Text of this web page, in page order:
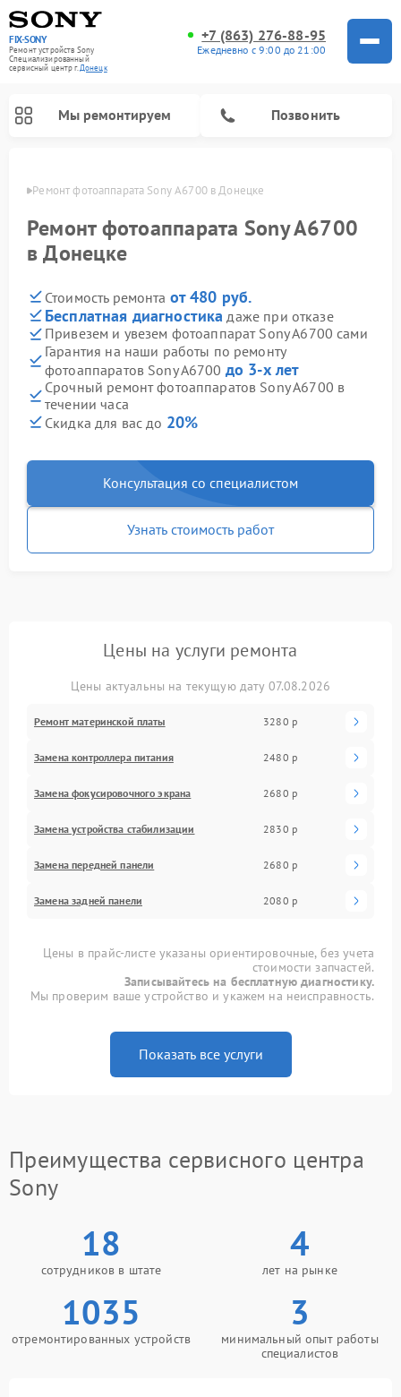
FIX-SONY
Ремонт устройств Sony
Специализированный
cервисный центр г. Донецк
+7 (863) 276-88-95
Ежедневно с 9:00 до 21:00
Мы ремонтируем Позвонить
Ремонт фотоаппарата Sony A6700 в Донецке
Ремонт фотоаппарата Sony A6700
в Донецке
Стоимость ремонта от 480 руб.
Бесплатная диагностика даже при отказе
Привезем и увезем фотоаппарат Sony A6700 сами
Гарантия на наши работы по ремонту
фотоаппаратов Sony A6700 до 3-х лет
Срочный ремонт фотоаппаратов Sony A6700 в
течении часа
Скидка для вас до 20%
Консультация со специалистом
Узнать стоимость работ
Цены на услуги ремонта
Цены актуальны на текущую дату 07.08.2026
Ремонт материнской платы 3280 р
Замена контроллера питания 2480 р
Замена фокусировочного экрана 2680 р
Замена устройства стабилизации 2830 р
Замена передней панели 2680 р
Замена задней панели 2080 р
Цены в прайс-листе указаны ориентировочные, без учета
стоимости запчастей.
Записывайтесь на бесплатную диагностику.
Мы проверим ваше устройство и укажем на неисправность.
Показать все услуги
Преимущества сервисного центра
Sony
18
сотрудников в штате
4
лет на рынке
1035
отремонтированных устройств
3
минимальный опыт работы
специалистов